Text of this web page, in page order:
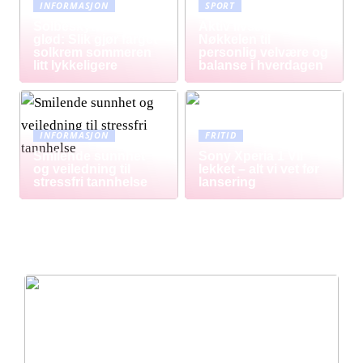
INFORMASJON
solkrem sommeren
litt lykkeligere
SPORT
personlig velvære og
balanse i hverdagen
INFORMASJON
Smilende sunnhet
og veiledning til
stressfri tannhelse
FRITID
lekket – alt vi vet før
lansering